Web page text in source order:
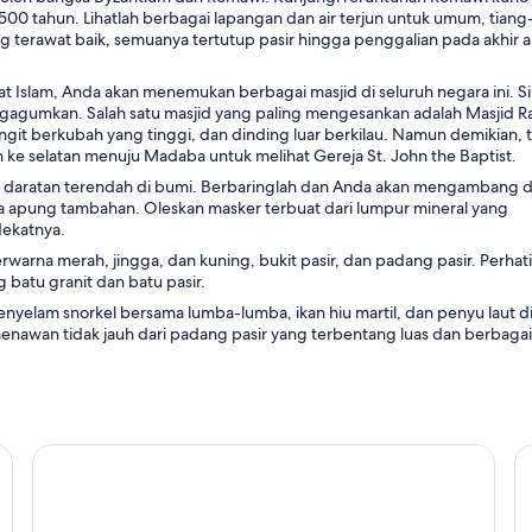
tahun. Lihatlah berbagai lapangan dan air terjun untuk umum,
baik, semuanya tertutup pasir hingga penggalian pada akhir
Anda akan menemukan berbagai masjid di seluruh negara ini.
Salah satu masjid yang paling mengesankan adalah Masjid
berkubah yang tinggi, dan dinding luar berkilau. Namun demikian,
selatan menuju Madaba untuk melihat Gereja St. John the Baptist.
terendah di bumi. Berbaringlah dan Anda akan mengambang
tambahan. Oleskan masker terbuat dari lumpur mineral yang
merah, jingga, dan kuning, bukit pasir, dan padang pasir.
batu granit dan batu pasir.
snorkel bersama lumba-lumba, ikan hiu martil, dan penyu laut
tidak jauh dari padang pasir yang terbentang luas dan